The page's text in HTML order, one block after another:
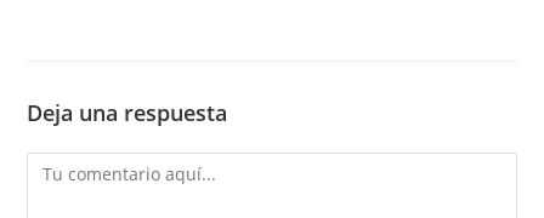
Deja una respuesta